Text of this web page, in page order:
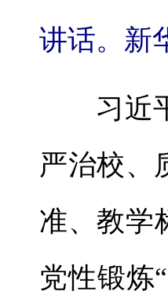
讲话。新
习近
严治校、
准、教学
党性锻炼